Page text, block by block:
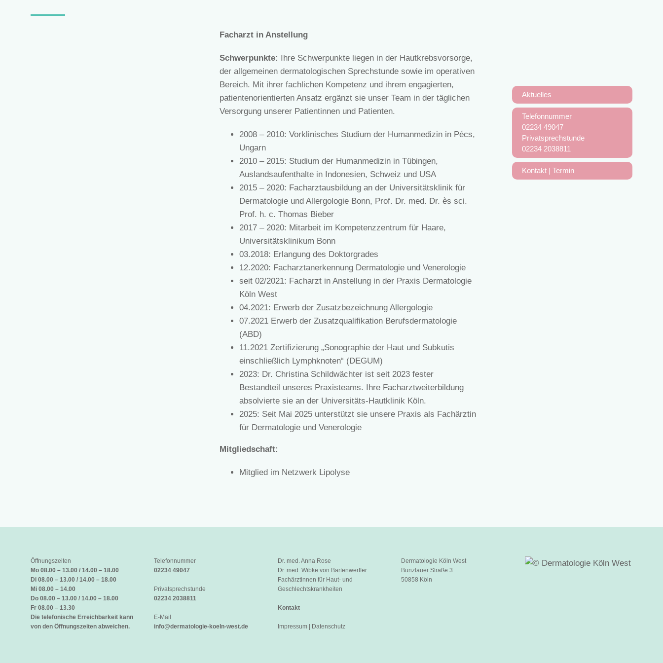
Facharzt in Anstellung
Schwerpunkte: Ihre Schwerpunkte liegen in der Hautkrebsvorsorge,
der allgemeinen dermatologischen Sprechstunde sowie im operativen
Bereich. Mit ihrer fachlichen Kompetenz und ihrem engagierten,
patientenorientierten Ansatz ergänzt sie unser Team in der täglichen
Versorgung unserer Patientinnen und Patienten.
2008 – 2010: Vorklinisches Studium der Humanmedizin in Pécs,
Ungarn
2010 – 2015: Studium der Humanmedizin in Tübingen,
Auslandsaufenthalte in Indonesien, Schweiz und USA
2015 – 2020: Facharztausbildung an der Universitätsklinik für
Dermatologie und Allergologie Bonn, Prof. Dr. med. Dr. ès sci.
Prof. h. c. Thomas Bieber
2017 – 2020: Mitarbeit im Kompetenzzentrum für Haare,
Universitätsklinikum Bonn
03.2018: Erlangung des Doktorgrades
12.2020: Facharztanerkennung Dermatologie und Venerologie
seit 02/2021: Facharzt in Anstellung in der Praxis Dermatologie
Köln West
04.2021: Erwerb der Zusatzbezeichnung Allergologie
07.2021 Erwerb der Zusatzqualifikation Berufsdermatologie
(ABD)
11.2021 Zertifizierung „Sonographie der Haut und Subkutis
einschließlich Lymphknoten“ (DEGUM)
2023: Dr. Christina Schildwächter ist seit 2023 fester
Bestandteil unseres Praxisteams. Ihre Facharztweiterbildung
absolvierte sie an der Universitäts-Hautklinik Köln.
2025: Seit Mai 2025 unterstützt sie unsere Praxis als Fachärztin
für Dermatologie und Venerologie
Mitgliedschaft:
Mitglied im Netzwerk Lipolyse
Aktuelles
Telefonnummer
02234 49047
Privatsprechstunde
02234 2038811
Kontakt | Termin
Öffnungszeiten
Mo 08.00 – 13.00 / 14.00 – 18.00
Di 08.00 – 13.00 / 14.00 – 18.00
Mi 08.00 – 14.00
Do 08.00 – 13.00 / 14.00 – 18.00
Fr 08.00 – 13.30
Die telefonische Erreichbarkeit kann
von den Öffnungszeiten abweichen.
Telefonnummer
02234 49047
Privatsprechstunde
02234 2038811
E-Mail
info@dermatologie-koeln-west.de
Dr. med. Anna Rose
Dr. med. Wibke von Bartenwerffer
Fachärztinnen für Haut- und
Geschlechtskrankheiten
Kontakt
Impressum| Datenschutz
Dermatologie Köln West
Bunzlauer Straße 3
50858 Köln